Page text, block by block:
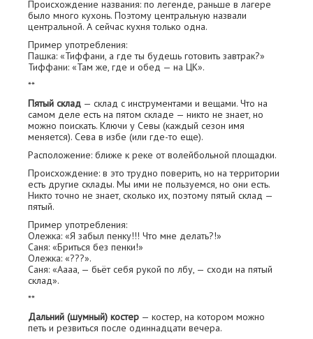
Происхождение названия: по легенде, раньше в лагере
было много кухонь. Поэтому центральную назвали
центральной. А сейчас кухня только одна.
Пример употребления:
Пашка: «Тиффани, а где ты будешь готовить завтрак?»
Тиффани: «Там же, где и обед — на ЦК».
**
Пятый склад — склад с инструментами и вещами. Что на
самом деле есть на пятом складе — никто не знает, но
можно поискать. Ключи у Севы (каждый сезон имя
меняется). Сева в избе (или где-то еще).
Расположение: ближе к реке от волейбольной площадки.
Происхождение: в это трудно поверить, но на территории
есть другие склады. Мы ими не пользуемся, но они есть.
Никто точно не знает, сколько их, поэтому пятый склад —
пятый.
Пример употребления:
Олежка: «Я забыл пенку!!! Что мне делать?!»
Саня: «Бриться без пенки!»
Олежка: «???».
Саня: «Аааа, — бьёт себя рукой по лбу, — сходи на пятый
склад».
**
Дальний (шумный) костер — костер, на котором можно
петь и резвиться после одиннадцати вечера.